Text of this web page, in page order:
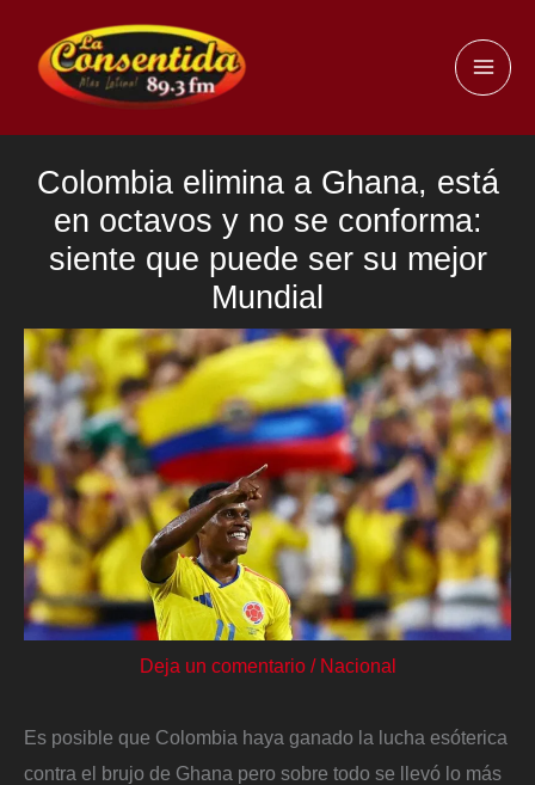
contenido
Colombia elimina a Ghana, está
en octavos y no se conforma:
siente que puede ser su mejor
Mundial
Deja un comentario / Nacional
Es posible que Colombia haya ganado la lucha esóterica
contra el brujo de Ghana pero sobre todo se llevó lo más